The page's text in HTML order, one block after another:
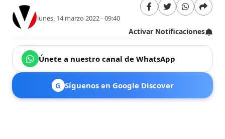
lunes, 14 marzo 2022 - 09:40
Activar Notificaciones
Únete a nuestro canal de WhatsApp
G Síguenos en Google Discover